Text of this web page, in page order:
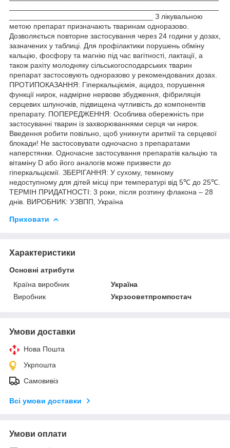
___________________________________ З лікувальною
метою препарат призначають тваринам одноразово.
Дозволяється повторне застосування через 24 години у дозах,
зазначених у таблиці. Для профілактики порушень обміну
кальцію, фосфору та магнію під час вагітності, лактації, а
також рахіту молодняку сільськогосподарських тварин
препарат застосовують одноразово у рекомендованих дозах.
ПРОТИПОКАЗАННЯ: Гіперкальціємія, ацидоз, порушення
функції нирок, надмірне нервове збудження, фібриляція
серцевих шлуночків, підвищена чутливість до компонентів
препарату. ПОПЕРЕДЖЕННЯ: Особлива обережність при
застосуванні тварин із захворюваннями серця чи нирок.
Введення робити повільно, щоб уникнути аритмії та серцевої
блокади! Не застосовувати одночасно з препаратами
наперстянки. Одночасне застосування препаратів кальцію та
вітаміну D або його аналогів може призвести до
гіперкальціємії. ЗБЕРІГАННЯ: У сухому, темному
недоступному для дітей місці при температурі від 5℃ до 25℃.
ТЕРМІН ПРИДАТНОСТІ: 3 роки, після розтину флакона – 28
днів. ВИРОБНИК: УЗВПП, Україна
Приховати
Характеристики
Основні атрибути
Країна виробник
Україна
Виробник
Укрзооветпромпостач
Умови доставки
Нова Пошта
Укрпошта
Самовивіз
Всі умови доставки
Умови оплати